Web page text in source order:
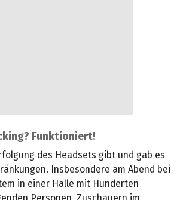
Funktioniert!
des Headsets gibt und gab es
Insbesondere am Abend bei
in einer Halle mit Hunderten